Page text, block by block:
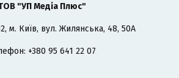
"УП Медіа Плюс"
м. Київ, вул. Жилянська, 48, 50А
+380 95 641 22 07